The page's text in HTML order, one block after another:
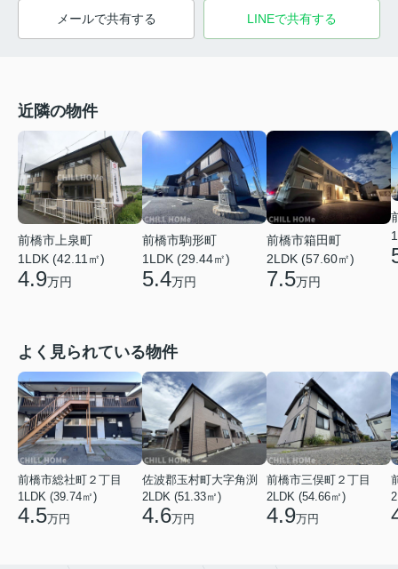
メールで共有する LINEで共有する
近隣の物件
前橋市上泉町
1LDK (42.11㎡)
4.9万円
前橋市駒形町
1LDK (29.44㎡)
5.4万円
前橋市箱田町
2LDK (57.60㎡)
7.5万円
よく見られている物件
前橋市総社町２丁目
1LDK (39.74㎡)
4.5万円
佐波郡玉村町大字角渕
2LDK (51.33㎡)
4.6万円
前橋市三俣町２丁目
2LDK (54.66㎡)
4.9万円